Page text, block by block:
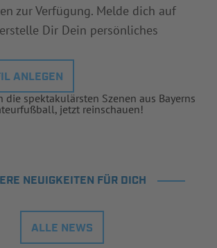
zur Verfügung. Melde dich auf
Dir Dein persönliches
ANLEGEN
die spektakulärsten Szenen aus Bayerns
jetzt reinschauen!
NEUIGKEITEN FÜR DICH
ALLE NEWS